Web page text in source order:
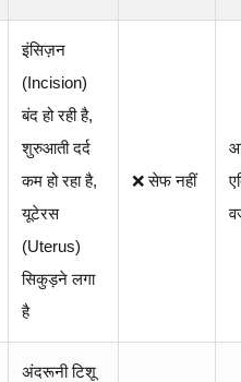
इंसिज़न
(Incision)
बंद हो रही है,
शुरुआती दर्द
कम हो रहा है,
यूटेरस
(Uterus)
सिकुड़ने लगा
है
❌ सेफ नहीं
अंदरूनी टिशू